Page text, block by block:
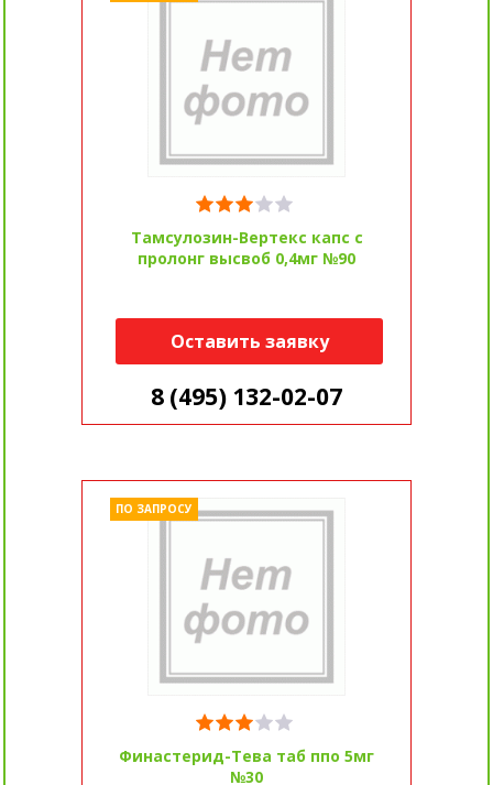
Тамсулозин-Вертекс капс с
пролонг высвоб 0,4мг №90
Оставить заявку
8 (495) 132-02-07
Финастерид-Тева таб ппо 5мг
№30
ПО ЗАПРОСУ